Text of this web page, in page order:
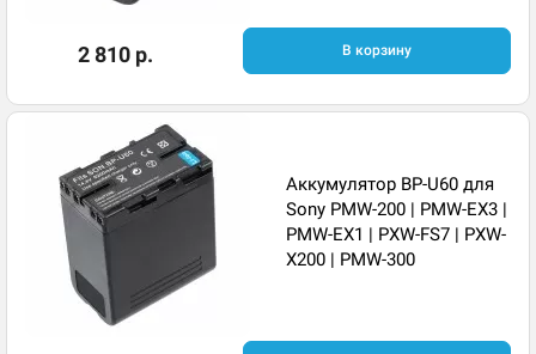
2 810 р. В корзину
Аккумулятор BP-U60 для
Sony PMW-200 | PMW-EX3 |
PMW-EX1 | PXW-FS7 | PXW-
X200 | PMW-300